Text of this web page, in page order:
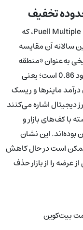
داده‌های CryptoQuant نشان می‌دهد که Puell Multiple، که
سالانه آن مقایسه
به‌عنوان «منطقه
تخفیف» شناخته می‌شود. مقدار فعلی حدود 0.86 است؛ یعنی
ضعیف‌شدن درآمد ماینرها و ریسک
دیجیتال اشاره می‌کنند
با کف‌های بازار و
این نشان
است در حال کاهش
عرضه را از بازار حذف